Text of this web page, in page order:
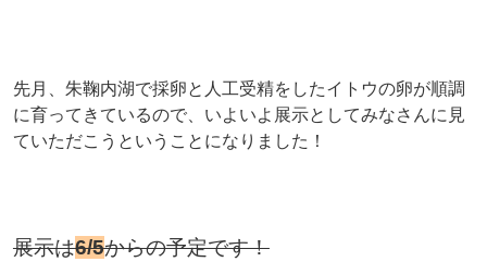
先月、朱鞠内湖で採卵と人工受精をしたイトウの卵が順調
に育ってきているので、いよいよ展示としてみなさんに見
ていただこうということになりました！
展示は6/5からの予定です！